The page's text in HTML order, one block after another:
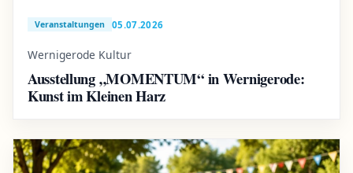
Veranstaltungen 05.07.2026
Wernigerode Kultur
Ausstellung „MOMENTUM“ in Wernigerode:
Kunst im Kleinen Harz